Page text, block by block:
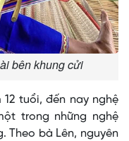
bên khung cửi
tuổi, đến nay nghệ
trong những nghệ
Theo bà Lên, nguyên